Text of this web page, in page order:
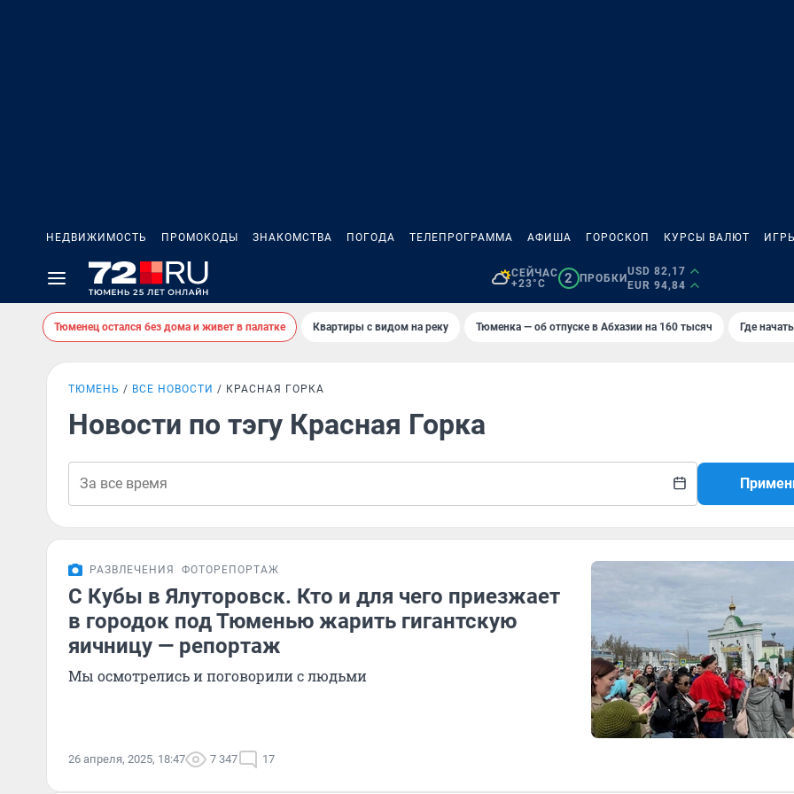
НЕДВИЖИМОСТЬ ПРОМОКОДЫ ЗНАКОМСТВА ПОГОДА ТЕЛЕПРОГРАММА АФИША ГОРОСКОП КУРСЫ ВАЛЮТ
СЕЙЧАС
+23°C
2 ПРОБКИ
USD 82,17
EUR 94,84
Тюменец остался без дома и живет в палатке Квартиры с видом на реку Тюменка — об отпуске в Абхазии на 160 тысяч Где
ТЮМЕНЬ ВСЕ НОВОСТИ КРАСНАЯ ГОРКА
Новости по тэгу Красная Горка
РАЗВЛЕЧЕНИЯ ФОТОРЕПОРТАЖ
С Кубы в Ялуторовск. Кто и для чего приезжает
в городок под Тюменью жарить гигантскую
яичницу — репортаж
Мы осмотрелись и поговорили с людьми
26 апреля, 2025, 18:47 7 347 17